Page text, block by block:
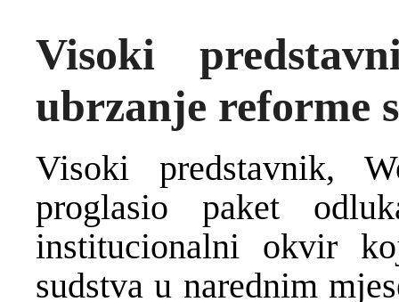
Visoki
ubrzanje reforme
Visoki predstavnik,
proglasio paket
institucionalni okvir
sudstva u narednim